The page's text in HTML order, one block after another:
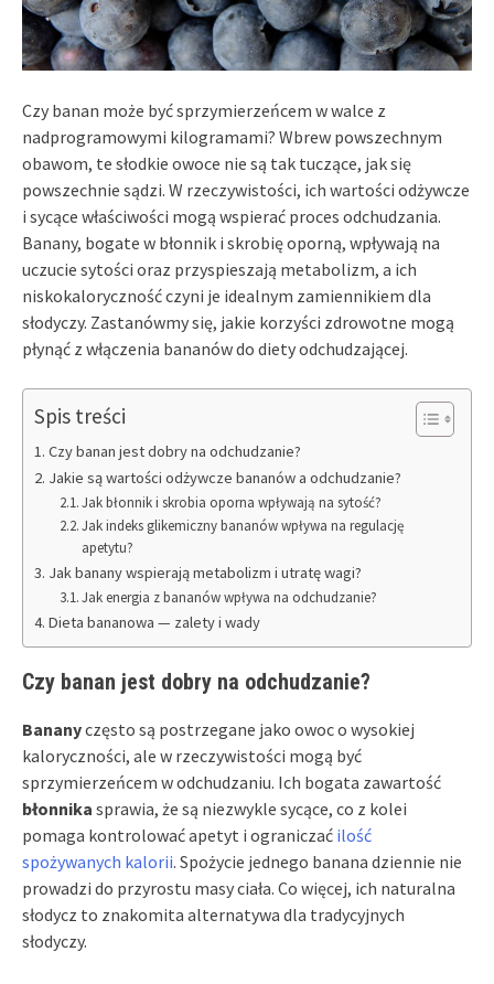
Czy banan może być sprzymierzeńcem w walce z
nadprogramowymi kilogramami? Wbrew powszechnym
obawom, te słodkie owoce nie są tak tuczące, jak się
powszechnie sądzi. W rzeczywistości, ich wartości odżywcze
i sycące właściwości mogą wspierać proces odchudzania.
Banany, bogate w błonnik i skrobię oporną, wpływają na
uczucie sytości oraz przyspieszają metabolizm, a ich
niskokaloryczność czyni je idealnym zamiennikiem dla
słodyczy. Zastanówmy się, jakie korzyści zdrowotne mogą
płynąć z włączenia bananów do diety odchudzającej.
Spis treści
Czy banan jest dobry na odchudzanie?
Jakie są wartości odżywcze bananów a odchudzanie?
Jak błonnik i skrobia oporna wpływają na sytość?
Jak indeks glikemiczny bananów wpływa na regulację
apetytu?
Jak banany wspierają metabolizm i utratę wagi?
Jak energia z bananów wpływa na odchudzanie?
Dieta bananowa — zalety i wady
Czy banan jest dobry na odchudzanie?
Bananyczęsto są postrzegane jako owoc o wysokiej
kaloryczności, ale w rzeczywistości mogą być
sprzymierzeńcem w odchudzaniu. Ich bogata zawartość
błonnika sprawia, że są niezwykle sycące, co z kolei
pomaga kontrolować apetyt i ograniczać ilość
spożywanych kalorii. Spożycie jednego banana dziennie nie
prowadzi do przyrostu masy ciała. Co więcej, ich naturalna
słodycz to znakomita alternatywa dla tradycyjnych
słodyczy.